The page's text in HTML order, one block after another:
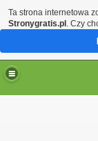
Ta strona internetowa
Stronygratis.pl . Czy